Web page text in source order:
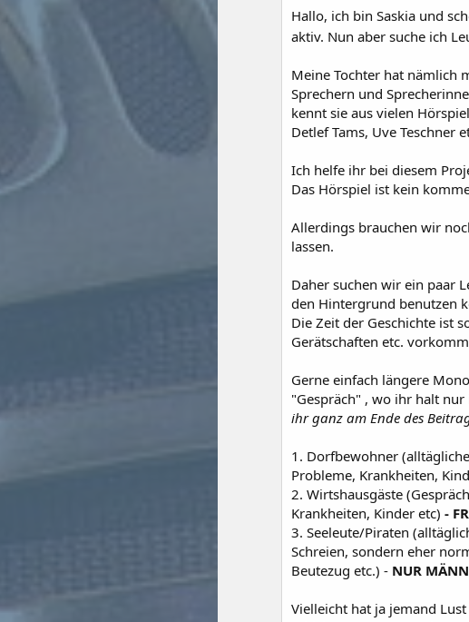
Hallo, ich bin Saskia und
aktiv. Nun aber suche ich
Meine Tochter hat nämlich
Sprechern und
kennt sie aus vielen
Detlef Tams, Uve Teschner
Ich helfe ihr bei diesem
Das Hörspiel ist kein
Allerdings brauchen wir
lassen.
Daher suchen wir ein paar
den Hintergrund benutzen
Die Zeit der Geschichte ist
Gerätschaften etc.
Gerne einfach längere
"Gespräch" , wo ihr halt
ihr ganz am Ende des
1. Dorfbewohner
Probleme, Krankheiten,
2. Wirtshausgäste
Krankheiten, Kinder etc)-
3. Seeleute/Piraten
Schreien, sondern eher
Beutezug etc.) - NUR
Vielleicht hat ja jemand